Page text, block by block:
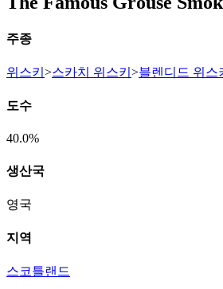
주종
위스키 >스카치 위스키 >블렌디드 위스
도수
40.0%
생산국
영국
지역
스코틀랜드